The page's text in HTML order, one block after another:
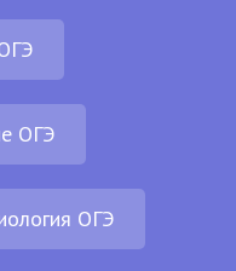
ОГЭ
ОГЭ